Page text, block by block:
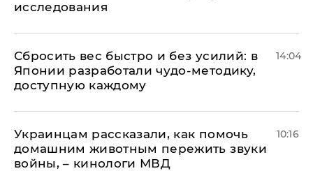
исследования
Сбросить вес быстро и без усилий: в
Японии разработали чудо-методику,
доступную каждому
14:04
Украинцам рассказали, как помочь
домашним животным пережить звуки
войны, – кинологи МВД
10:16